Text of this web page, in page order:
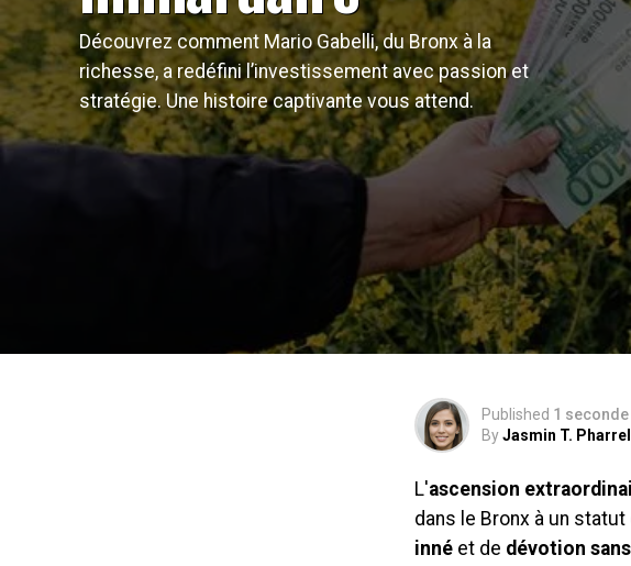
Découvrez comment Mario Gabelli, du Bronx à la
richesse, a redéfini l’investissement avec passion et
stratégie. Une histoire captivante vous attend.
Published 1
ByJasmin T. Pharrell
L'ascension
dans le Bronx à un
inné et de dévotion